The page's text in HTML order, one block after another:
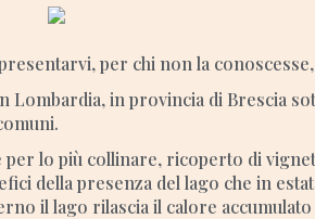
per chi non la
Lombardia, in provincia di Brescia
lo più collinare, ricoperto di
della presenza del lago che in
il lago rilascia il calore